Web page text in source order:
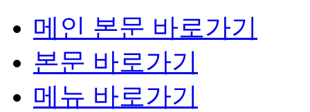
메인 본문 바로가기
본문 바로가기
메뉴 바로가기